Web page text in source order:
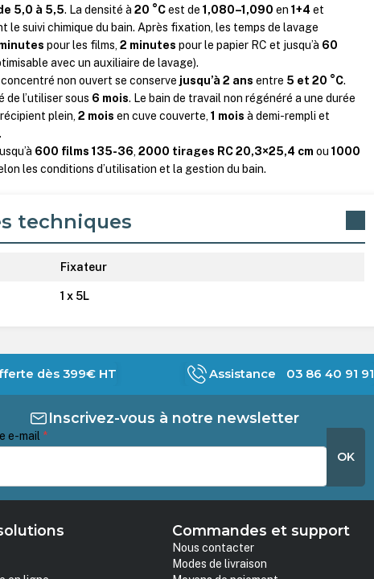
5,0 à 5,5. La densité à20 °Cest de1,080–1,090 en1+4 et
le suivi chimique du bain. Après fixation, les temps de lavage
pour les films,2 minutes pour le papier RC et jusqu’à 60
avec un auxiliaire de lavage).
non ouvert se conserve jusqu’à 2 ans entre 5 et 20 °C.
l’utiliser sous 6 mois. Le bain de travail non régénéré a une durée
plein,2 mois en cuve couverte,1 mois à demi-rempli et
600 films 135-36,2000 tirages RC 20,3×25,4 cm ou1000
les conditions d’utilisation et la gestion du bain.
techniques
Fixateur
1 x 5L
dès 399€ HT Assistance 03 86 40 91 91
Inscrivez-vous à notre newsletter
e-mail *
OK
Commandes et support
Nous contacter
Modes de livraison